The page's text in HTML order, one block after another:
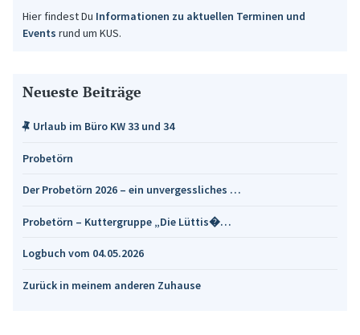
Hier findest Du Informationen zu aktuellen Terminen und
Events rund um KUS.
Neueste Beiträge
Urlaub im Büro KW 33 und 34
Probetörn
Der Probetörn 2026 – ein unvergessliches …
Probetörn – Kuttergruppe „Die Lüttis�…
Logbuch vom 04.05.2026
Zurück in meinem anderen Zuhause